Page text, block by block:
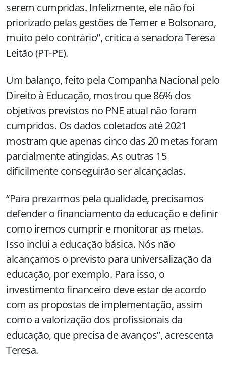
serem cumpridas. Infelizmente, ele não foi
priorizado pelas gestões de Temer e Bolsonaro,
muito pelo contrário”, critica a senadora Teresa
Leitão (PT-PE).
Um balanço, feito pela Companha Nacional pelo
Direito à Educação, mostrou que 86% dos
objetivos previstos no PNE atual não foram
cumpridos. Os dados coletados até 2021
mostram que apenas cinco das 20 metas foram
parcialmente atingidas. As outras 15
dificilmente conseguirão ser alcançadas.
“Para prezarmos pela qualidade, precisamos
defender o financiamento da educação e definir
como iremos cumprir e monitorar as metas.
Isso inclui a educação básica. Nós não
alcançamos o previsto para universalização da
educação, por exemplo. Para isso, o
investimento financeiro deve estar de acordo
com as propostas de implementação, assim
como a valorização dos profissionais da
educação, que precisa de avanços”, acrescenta
Teresa.